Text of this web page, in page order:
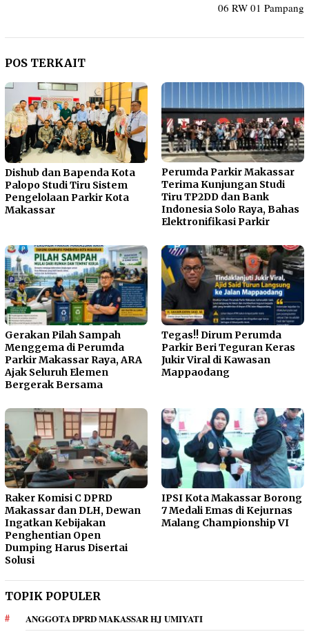
06 RW 01 Pampang
POS TERKAIT
Dishub dan Bapenda Kota
Palopo Studi Tiru Sistem
Pengelolaan Parkir Kota
Makassar
Perumda Parkir Makassar
Terima Kunjungan Studi
Tiru TP2DD dan Bank
Indonesia Solo Raya, Bahas
Elektronifikasi Parkir
Gerakan Pilah Sampah
Menggema di Perumda
Parkir Makassar Raya, ARA
Ajak Seluruh Elemen
Bergerak Bersama
Tegas!! Dirum Perumda
Parkir Beri Teguran Keras
Jukir Viral di Kawasan
Mappaodang
Raker Komisi C DPRD
Makassar dan DLH, Dewan
Ingatkan Kebijakan
Penghentian Open
Dumping Harus Disertai
Solusi
IPSI Kota Makassar Borong
7 Medali Emas di Kejurnas
Malang Championship VI
TOPIK POPULER
ANGGOTA DPRD MAKASSAR HJ UMIYATI